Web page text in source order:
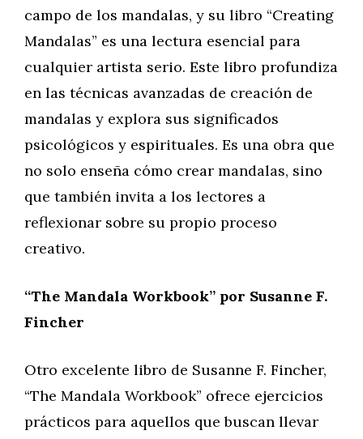
campo de los mandalas, y su libro “Creating
Mandalas” es una lectura esencial para
cualquier artista serio. Este libro profundiza
en las técnicas avanzadas de creación de
mandalas y explora sus significados
psicológicos y espirituales. Es una obra que
no solo enseña cómo crear mandalas, sino
que también invita a los lectores a
reflexionar sobre su propio proceso
creativo.
“The Mandala Workbook” por Susanne F.
Fincher
Otro excelente libro de Susanne F. Fincher,
“The Mandala Workbook” ofrece ejercicios
prácticos para aquellos que buscan llevar